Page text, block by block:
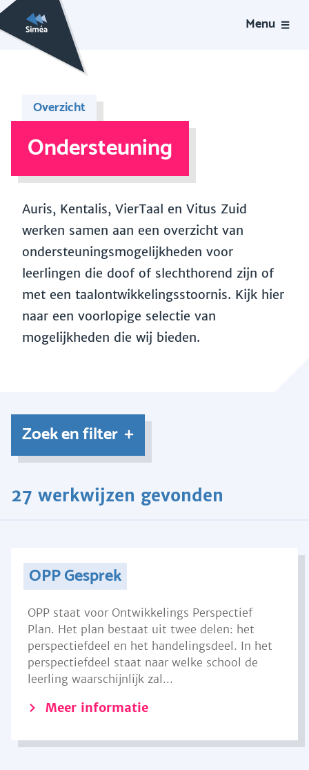
Menu
Overzicht
Ondersteuning
Auris, Kentalis, VierTaal en Vitus Zuid
werken samen aan een overzicht van
ondersteuningsmogelijkheden voor
leerlingen die doof of slechthorend zijn of
met een taalontwikkelingsstoornis. Kijk hier
naar een voorlopige selectie van
mogelijkheden die wij bieden.
Zoek en filter
27 werkwijzen gevonden
OPP Gesprek
OPP staat voor Ontwikkelings Perspectief
Plan. Het plan bestaat uit twee delen: het
perspectiefdeel en het handelingsdeel. In het
perspectiefdeel staat naar welke school de
leerling waarschijnlijk zal...
Meer informatie